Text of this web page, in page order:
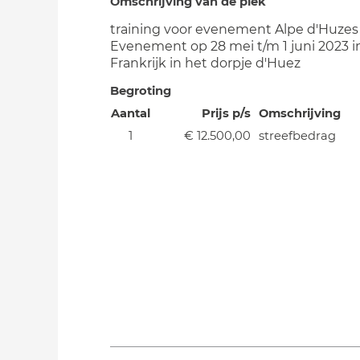
training voor evenement Alpe d'Huzes
Evenement op 28 mei t/m 1 juni 2023
Frankrijk in het dorpje d'Huez
Begroting
Aantal
Prijs p/s Omschrijving
1
€ 12.500,00 streefbedrag